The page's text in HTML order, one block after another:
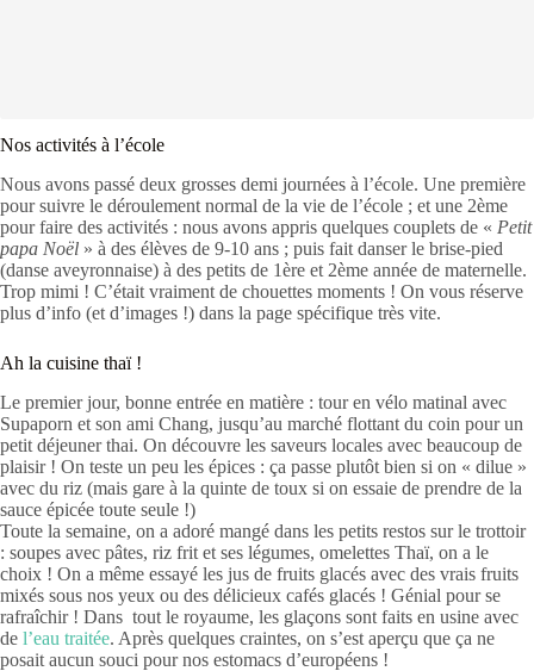
Nos activités à l’école
Nous avons passé deux grosses demi journées à l’école. Une première
pour suivre le déroulement normal de la vie de l’école ; et une 2ème
pour faire des activités : nous avons appris quelques couplets de « Petit
papa Noël » à des élèves de 9-10 ans ; puis fait danser le brise-pied
(danse aveyronnaise) à des petits de 1ère et 2ème année de maternelle.
Trop mimi ! C’était vraiment de chouettes moments ! On vous réserve
plus d’info (et d’images !) dans la page spécifique très vite.
Ah la cuisine thaï !
Le premier jour, bonne entrée en matière : tour en vélo matinal avec
Supaporn et son ami Chang, jusqu’au marché flottant du coin pour un
petit déjeuner thai. On découvre les saveurs locales avec beaucoup de
plaisir ! On teste un peu les épices : ça passe plutôt bien si on « dilue »
avec du riz (mais gare à la quinte de toux si on essaie de prendre de la
sauce épicée toute seule !)
Toute la semaine, on a adoré mangé dans les petits restos sur le trottoir
: soupes avec pâtes, riz frit et ses légumes, omelettes Thaï, on a le
choix ! On a même essayé les jus de fruits glacés avec des vrais fruits
mixés sous nos yeux ou des délicieux cafés glacés ! Génial pour se
rafraîchir ! Dans tout le royaume, les glaçons sont faits en usine avec
de l’eau traitée. Après quelques craintes, on s’est aperçu que ça ne
posait aucun souci pour nos estomacs d’européens !